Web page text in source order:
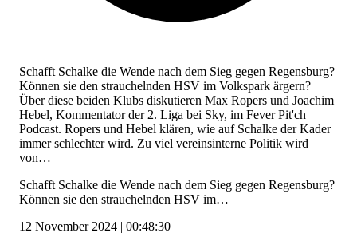
Schafft Schalke die Wende nach dem Sieg gegen Regensburg?
Können sie den strauchelnden HSV im Volkspark ärgern?
Über diese beiden Klubs diskutieren Max Ropers und Joachim
Hebel, Kommentator der 2. Liga bei Sky, im Fever Pit'ch
Podcast. Ropers und Hebel klären, wie auf Schalke der Kader
immer schlechter wird. Zu viel vereinsinterne Politik wird
von…
Schafft Schalke die Wende nach dem Sieg gegen Regensburg?
Können sie den strauchelnden HSV im…
12 November 2024 | 00:48:30